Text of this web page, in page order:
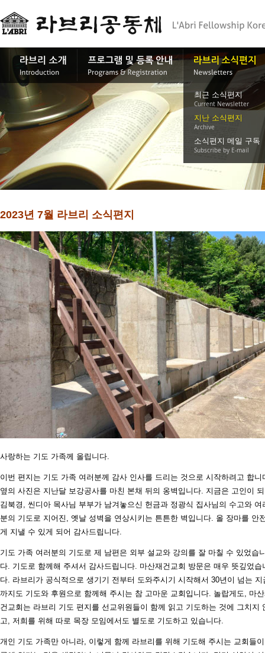
최근 소식편지
Current Newsletter
지난 소식편지
Archive
소식편지 메일 구독
Subscribe by E-mail
2023년 7월 라브리 소식편지
사랑하는 기도 가족께 올립니다.
이번 편지는 기도 가족 여러분께 감사 인사를 드리는 것으로 시작하려고 합니
옆의 사진은 지난달 보강공사를 마친 본채 뒤의 옹벽입니다. 지금은 고인이
김북경, 씬디아 목사님 부부가 남겨놓으신 헌금과 정광식 집사님의 수고와 여
분의 기도로 지어진, 옛날 성벽을 연상시키는 튼튼한 벽입니다. 올 장마를 안
게 지낼 수 있게 되어 감사드립니다.
기도 가족 여러분의 기도로 제 남편은 외부 설교와 강의를 잘 마칠 수 있었습
다. 기도로 함께해 주셔서 감사드립니다. 마산재건교회 방문은 매우 뜻깊었습
다. 라브리가 공식적으로 생기기 전부터 도와주시기 시작해서 30년이 넘는 지
까지도 기도와 후원으로 함께해 주시는 참 고마운 교회입니다. 놀랍게도, 마
건교회는 라브리 기도 편지를 선교위원들이 함께 읽고 기도하는 것에 그치지
고, 저희를 위해 따로 목장 모임에서도 별도로 기도하고 있습니다.
개인 기도 가족만 아니라, 이렇게 함께 라브리를 위해 기도해 주시는 교회들